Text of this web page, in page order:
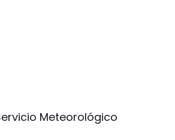
Meteorológico